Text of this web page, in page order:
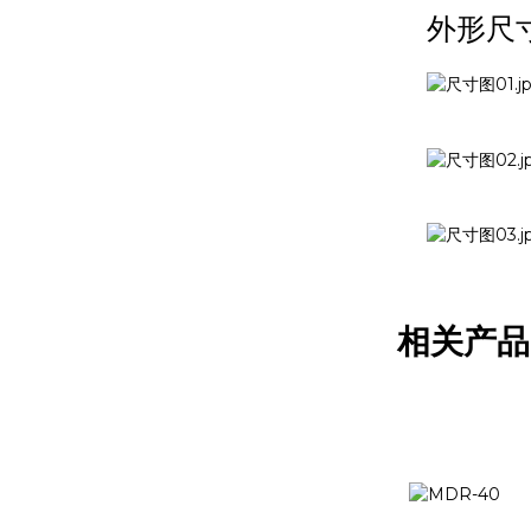
外形尺
相关产品